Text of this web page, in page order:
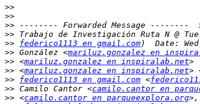
>>
>>
>>
>>
>> federico1113 en gmail.com
>> González <mariluz.gonzalez en
>> <mariluz.gonzalez en inspiralab.net
>> <mariluz.gonzalez en inspiralab.net>
>> federico1113 en gmail.com <
>> Camilo Cantor <camilo.cantor en
>> <camilo.cantor en parqueexplora.org